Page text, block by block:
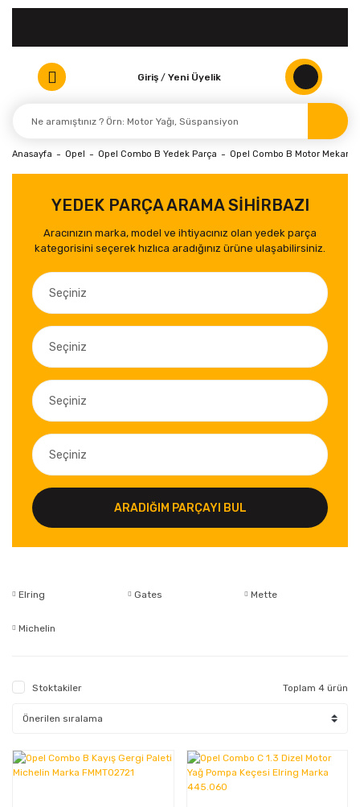
Giriş / Yeni Üyelik
Anasayfa Opel Opel Combo B Yedek Parça Opel Combo B Motor Mekanik
YEDEK PARÇA ARAMA SİHİRBAZI
Aracınızın marka, model ve ihtiyacınız olan yedek parça
kategorisini seçerek hızlıca aradığınız ürüne ulaşabilirsiniz.
ARADIĞIM PARÇAYI BUL
Elring Gates Mette
Michelin
Stoktakiler Toplam 4 ürün